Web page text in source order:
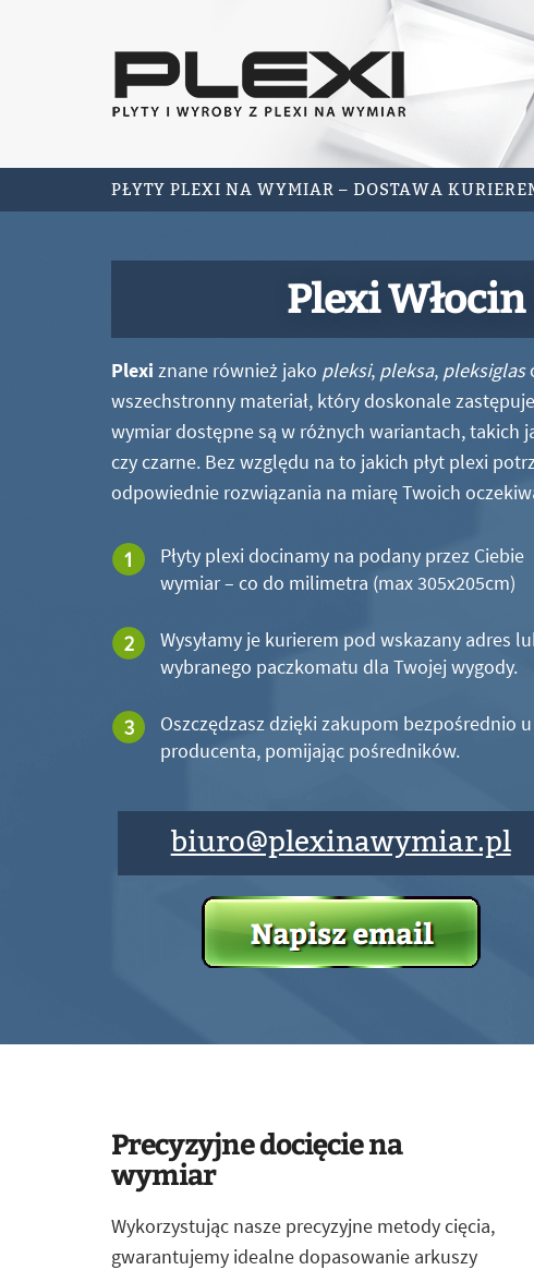
PŁYTY PLEXI NA WYMIAR – DOSTAWA
Plexi
Plexi znane również jako pleksi, pleksa, pleksiglas
wszechstronny materiał, który doskonale
wymiar dostępne są w różnych wariantach, takich
czy czarne. Bez względu na to jakich płyt plexi
odpowiednie rozwiązania na miarę Twoich
Płyty plexi docinamy na podany przez Ciebie
wymiar – co do milimetra (max 305x205cm)
Wysyłamy je kurierem pod wskazany adres
wybranego paczkomatu dla Twojej wygody.
Oszczędzasz dzięki zakupom bezpośrednio u
producenta, pomijając pośredników.
biuro@plexinawymiar.pl
Precyzyjne docięcie na
wymiar
Wykorzystując nasze precyzyjne metody cięcia,
gwarantujemy idealne dopasowanie arkuszy